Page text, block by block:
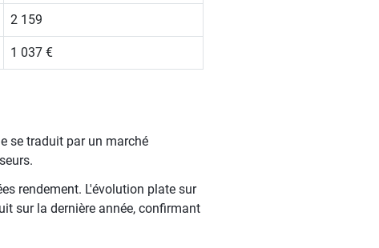
2 159
1 037 €
se traduit par un marché
rendement. L'évolution plate sur
sur la dernière année, confirmant